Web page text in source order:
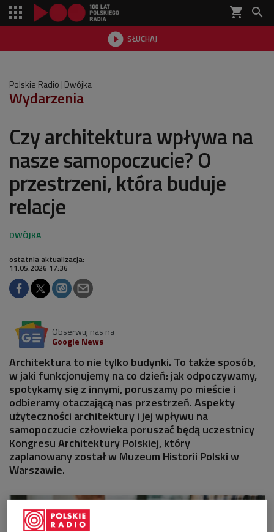
shopping_cart 
 SŁUCHAJ

Polskie Radio Dwójka
Wydarzenia
Czy architektura wpływa na
nasze samopoczucie? O
przestrzeni, która buduje
relacje
ostatnia aktualizacja:
11.05.2026 17:36
Obserwuj nas na
Google News
Architektura to nie tylko budynki. To także sposób,
w jaki funkcjonujemy na co dzień: jak odpoczywamy,
spotykamy się z innymi, poruszamy po mieście i
odbieramy otaczającą nas przestrzeń. Aspekty
użyteczności architektury i jej wpływu na
samopoczucie człowieka poruszać będą uczestnicy
Kongresu Architektury Polskiej, który
zaplanowany został w Muzeum Historii Polski w
Warszawie.